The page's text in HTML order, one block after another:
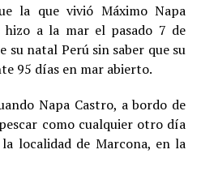
la que vivió Máximo Napa
hizo a la mar el pasado 7 de
su natal Perú sin saber que su
95 días en mar abierto.
Napa Castro, a bordo de
como cualquier otro día
localidad de Marcona, en la